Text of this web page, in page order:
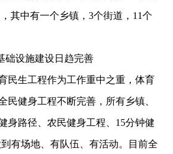
其中有一个乡镇，3个街道，11个
础设施建设日趋完善
生工程作为工作重中之重，体育
民健身工程不断完善，所有乡镇、
身路径、农民健身工程、15分钟健
有场地、有队伍、有活动。目前全